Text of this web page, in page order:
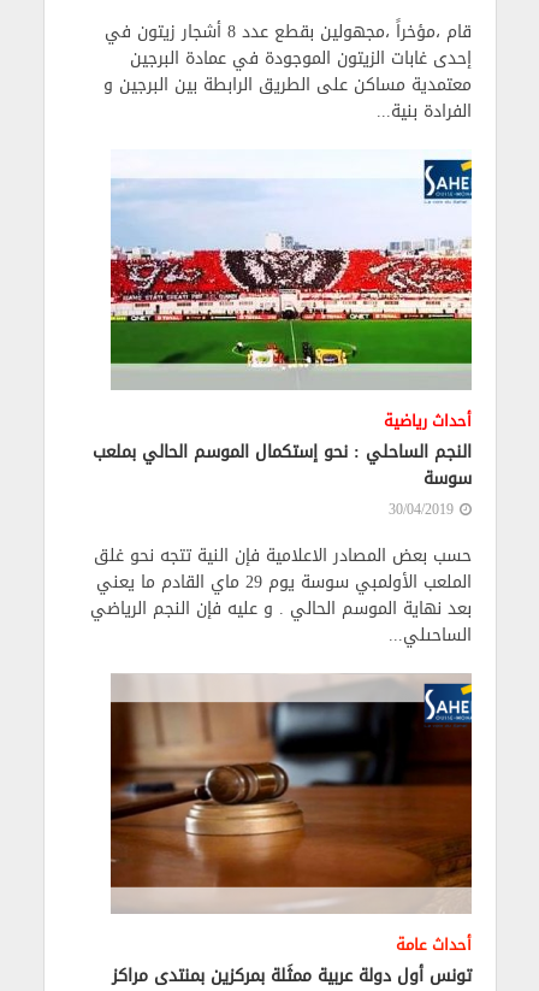
قام ،مؤخراً ،مجهولين بقطع عدد 8 أشجار زيتون في
إحدى غابات الزيتون الموجودة في عمادة البرجين
معتمدية مساكن على الطريق الرابطة بين البرجين و
الفرادة بنية...
أحداث رياضية
النجم الساحلي : نحو إستكمال الموسم الحالي بملعب
سوسة
30/04/2019
حسب بعض المصادر الاعلامية فإن النية تتجه نحو غلق
الملعب الأولمبي سوسة يوم 29 ماي القادم ما يعني
بعد نهاية الموسم الحالي . و عليه فإن النجم الرياضي
الساحىلي...
أحداث عامة
تونس أول دولة عربية ممثَلة بمركزين بمنتدى مراكز